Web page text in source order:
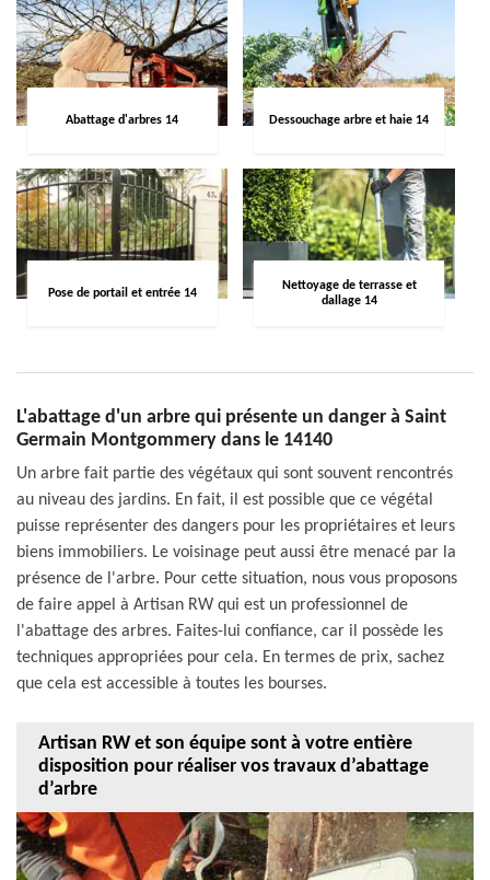
Abattage d'arbres 14 Dessouchage arbre et haie 14
Pose de portail et entrée 14
Nettoyage de terrasse et
dallage 14
L'abattage d'un arbre qui présente un danger à Saint
Germain Montgommery dans le 14140
Un arbre fait partie des végétaux qui sont souvent rencontrés
au niveau des jardins. En fait, il est possible que ce végétal
puisse représenter des dangers pour les propriétaires et leurs
biens immobiliers. Le voisinage peut aussi être menacé par la
présence de l'arbre. Pour cette situation, nous vous proposons
de faire appel à Artisan RW qui est un professionnel de
l'abattage des arbres. Faites-lui confiance, car il possède les
techniques appropriées pour cela. En termes de prix, sachez
que cela est accessible à toutes les bourses.
Artisan RW et son équipe sont à votre entière
disposition pour réaliser vos travaux d’abattage
d’arbre